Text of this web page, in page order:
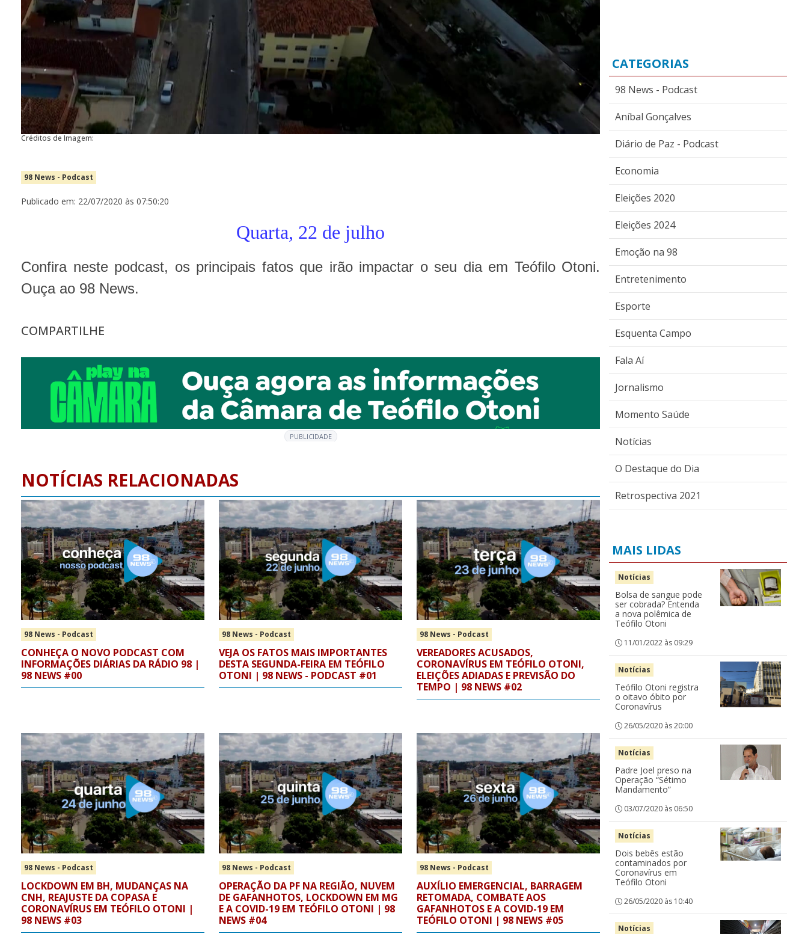
Créditos de Imagem:
98 News - Podcast
Publicado em: 22/07/2020 às 07:50:20
Quarta, 22 de julho
Confira neste podcast, os principais fatos que irão impactar o seu dia em Teófilo Otoni.
Ouça ao 98 News.
COMPARTILHE
PUBLICIDADE
NOTÍCIAS RELACIONADAS
98 News - Podcast
CONHEÇA O NOVO PODCAST COM
INFORMAÇÕES DIÁRIAS DA RÁDIO 98 |
98 NEWS #00
98 News - Podcast
VEJA OS FATOS MAIS IMPORTANTES
DESTA SEGUNDA-FEIRA EM TEÓFILO
OTONI | 98 NEWS - PODCAST #01
98 News - Podcast
VEREADORES ACUSADOS,
CORONAVÍRUS EM TEÓFILO OTONI,
ELEIÇÕES ADIADAS E PREVISÃO DO
TEMPO | 98 NEWS #02
98 News - Podcast
LOCKDOWN EM BH, MUDANÇAS NA
CNH, REAJUSTE DA COPASA E
CORONAVÍRUS EM TEÓFILO OTONI |
98 NEWS #03
98 News - Podcast
OPERAÇÃO DA PF NA REGIÃO, NUVEM
DE GAFANHOTOS, LOCKDOWN EM MG
E A COVID-19 EM TEÓFILO OTONI | 98
NEWS #04
98 News - Podcast
AUXÍLIO EMERGENCIAL, BARRAGEM
RETOMADA, COMBATE AOS
GAFANHOTOS E A COVID-19 EM
TEÓFILO OTONI | 98 NEWS #05
CATEGORIAS
98 News - Podcast
Aníbal Gonçalves
Diário de Paz - Podcast
Economia
Eleições 2020
Eleições 2024
Emoção na 98
Entretenimento
Esporte
Esquenta Campo
Fala Aí
Jornalismo
Momento Saúde
Notícias
O Destaque do Dia
Retrospectiva 2021
MAIS LIDAS
Notícias
Bolsa de sangue pode
ser cobrada? Entenda
a nova polêmica de
Teófilo Otoni
11/01/2022 às 09:29
Notícias
Teófilo Otoni registra
o oitavo óbito por
Coronavírus
26/05/2020 às 20:00
Notícias
Padre Joel preso na
Operação “Sétimo
Mandamento”
03/07/2020 às 06:50
Notícias
Dois bebês estão
contaminados por
Coronavírus em
Teófilo Otoni
26/05/2020 às 10:40
Notícias